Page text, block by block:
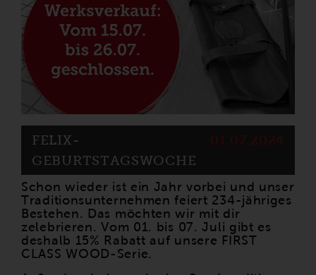
01.07.2024
FELIX-
GEBURTSTAGSWOCHE
Schon wieder ist ein Jahr vorbei und unser
Traditionsunternehmen feiert 234-jähriges
Bestehen. Das möchten wir mit dir
zelebrieren. Vom 01. bis 07. Juli gibt es
deshalb 15% Rabatt auf unsere FIRST
CLASS WOOD-Serie.